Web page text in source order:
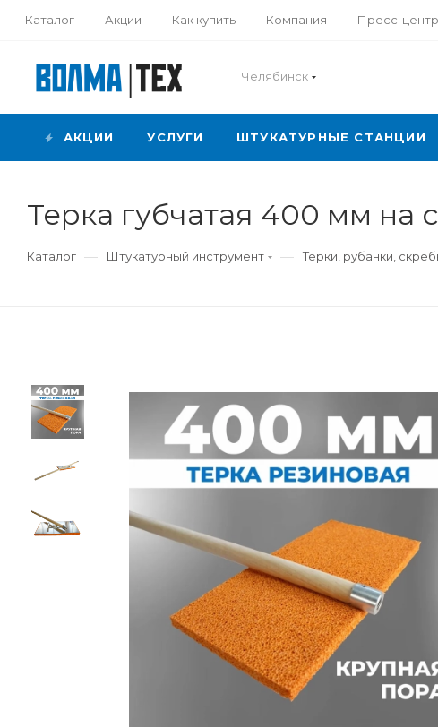
Каталог Акции Как купить Компания Пресс-центр
Челябинск
АКЦИИ УСЛУГИ ШТУКАТУРНЫЕ СТАНЦИИ
Терка губчатая 400 мм на
Каталог — Штукатурный инструмент — Терки, рубанки,